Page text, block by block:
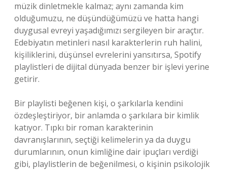
müzik dinletmekle kalmaz; aynı zamanda kim
olduğumuzu, ne düşündüğümüzü ve hatta hangi
duygusal evreyi yaşadığımızı sergileyen bir araçtır.
Edebiyatın metinleri nasıl karakterlerin ruh halini,
kişiliklerini, düşünsel evrelerini yansıtırsa, Spotify
playlistleri de dijital dünyada benzer bir işlevi yerine
getirir.
Bir playlisti beğenen kişi, o şarkılarla kendini
özdeşleştiriyor, bir anlamda o şarkılara bir kimlik
katıyor. Tıpkı bir roman karakterinin
davranışlarının, seçtiği kelimelerin ya da duygu
durumlarının, onun kimliğine dair ipuçları verdiği
gibi, playlistlerin de beğenilmesi, o kişinin psikolojik